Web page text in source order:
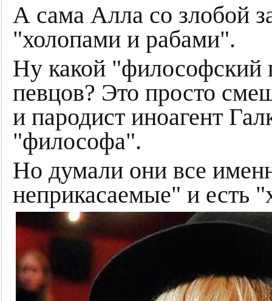
А сама Алла со злобой
"холопами и рабами".
Ну какой "философский
певцов? Это просто
и пародист иноагент
"философа".
Но думали они все
неприкасаемые" и есть